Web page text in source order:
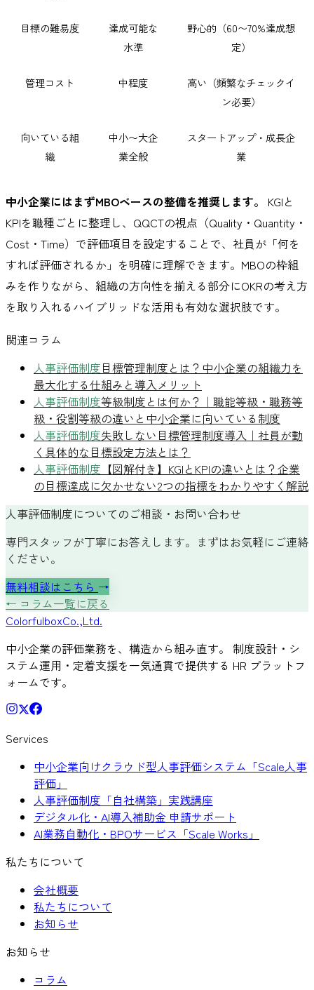
目標の難易度
達成可能な
水準
野心的（60〜70%達成想
定）
管理コスト 中程度
高い（頻繁なチェックイ
ン必要）
向いている組
織
中小〜大企
業全般
スタートアップ・成長企
業
中小企業にはまずMBOベースの整備を推奨します。
KGIと
KPIを職種ごとに整理し、QQCTの視点（Quality・Quantity・
Cost・Time）で評価項目を設定することで、社員が「何を
すれば評価されるか」を明確に理解できます。MBOの枠組
みを作りながら、組織の方向性を揃える部分にOKRの考え方
を取り入れるハイブリッドな活用も有効な選択肢です。
関連コラム
人事評価制度目標管理制度とは？中小企業の組織力を
最大化する仕組みと導入メリット
人事評価制度等級制度とは何か？｜職能等級・職務等
級・役割等級の違いと中小企業に向いている制度
人事評価制度失敗しない目標管理制度導入｜社員が動
く具体的な目標設定方法とは？
人事評価制度 【図解付き】KGIとKPIの違いとは？企業
の目標達成に欠かせない2つの指標をわかりやすく解説
人事評価制度についてのご相談・お問い合わせ
専門スタッフが丁寧にお答えします。まずはお気軽にご連絡
ください。
無料相談はこちら →
← コラム一覧に戻る
ColorfulboxCo.,Ltd.
中小企業の評価業務を、構造から組み直す。 制度設計・シ
ステム運用・定着支援を一気通貫で提供する HR プラットフ
ォームです。
Services
中小企業向けクラウド型人事評価システム「Scale人事
評価」
人事評価制度「自社構築」実践講座
デジタル化・AI導入補助金 申請サポート
AI業務自動化・BPOサービス「Scale Works」
私たちについて
会社概要
私たちについて
お知らせ
お知らせ
コラム